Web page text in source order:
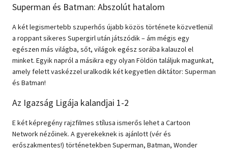
Superman és Batman: Abszolút hatalom
A két legismertebb szuperhős újabb közös története közvetlenül
a roppant sikeres Supergirl után játszódik – ám mégis egy
egészen más világba, sőt, világok egész sorába kalauzol el
minket. Egyik napról a másikra egy olyan Földön találjuk magunkat,
amely felett vaskézzel uralkodik két kegyetlen diktátor: Superman
és Batman!
Az Igazság Ligája kalandjai 1-2
E két képregény rajzfilmes stílusa ismerős lehet a Cartoon
Network nézőinek. A gyerekeknek is ajánlott (vér és
erőszakmentes!) történetekben Superman, Batman, Wonder